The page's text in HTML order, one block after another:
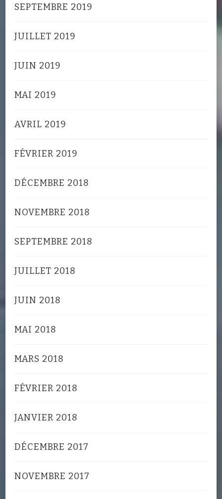
SEPTEMBRE 2019
JUILLET 2019
JUIN 2019
MAI 2019
AVRIL 2019
FÉVRIER 2019
DÉCEMBRE 2018
NOVEMBRE 2018
SEPTEMBRE 2018
JUILLET 2018
JUIN 2018
MAI 2018
MARS 2018
FÉVRIER 2018
JANVIER 2018
DÉCEMBRE 2017
NOVEMBRE 2017